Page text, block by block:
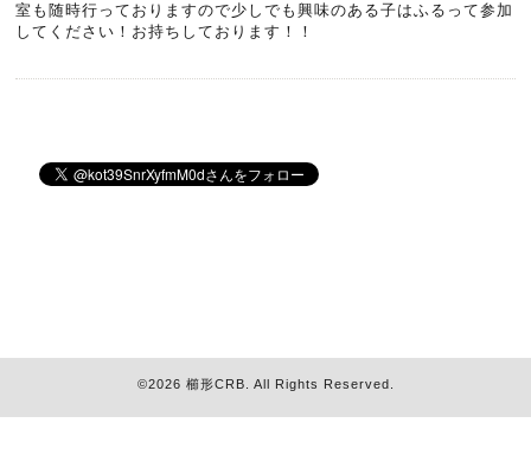
室も随時行っておりますので少しでも興味のある子はふるって参加
してください！お持ちしております！！
©2026 櫛形CRB . All Rights Reserved.